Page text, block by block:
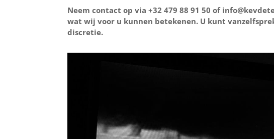
Neem contact op via +32 479 88 91 50 of
wat wij voor u kunnen betekenen. U kunt
discretie.